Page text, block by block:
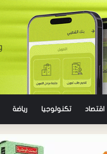
اقتصاد تكنولوجيا رياضة